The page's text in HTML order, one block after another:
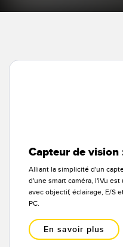
Capteurs de surveillance
ACCESSOIRES
ACCESSORIES
Converters
Câbles
LIENS CONNEXES
Capteur de vision
Alliant la simplicité d'un
d'une smart caméra, l'iVu
avec objectif, éclairage, E/S
PC.
En savoir plus